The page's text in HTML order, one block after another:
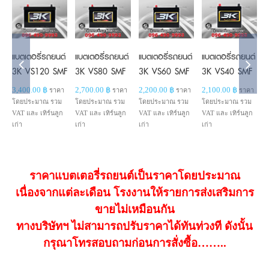
แบตเตอรี่รถยนต์
3K VS120 SMF
3,400.00 ฿ ราคา
โดยประมาณ รวม
VAT และ เทิร์นลูก
เก่า
Add to
cart
Details
แบตเตอรี่รถยนต์
3K VS80 SMF
2,700.00 ฿ ราคา
โดยประมาณ รวม
VAT และ เทิร์นลูก
เก่า
Add to
cart
Details
แบตเตอรี่รถยนต์
3K VS60 SMF
2,200.00 ฿ ราคา
โดยประมาณ รวม
VAT และ เทิร์นลูก
เก่า
Add to
cart
Details
แบตเตอรี่รถยนต์
3K VS40 SMF
2,100.00 ฿ ราคา
โดยประมาณ รวม
VAT และ เทิร์นลูก
เก่า
Add to
cart
Details
ราคาแบตเตอรี่รถยนต์เป็นราคาโดยประมาณ
เนื่องจากแต่ละเดือน โรงงานให้รายการส่งเสริมการ
ขายไม่เหมือนกัน
ทางบริษัทฯ ไม่สามารถปรับราคาได้ทันท่วงที ดังนั้น
กรุณาโทรสอบถามก่อนการสั่งซื้อ……..